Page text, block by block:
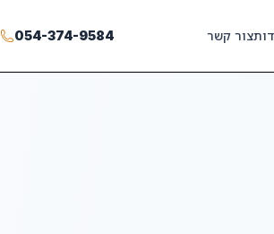
צור קשר 054-374-9584